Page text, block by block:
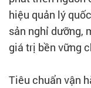
hiệu quản lý
sản nghỉ dưỡng,
giá trị bền vững
Tiêu chuẩn vận